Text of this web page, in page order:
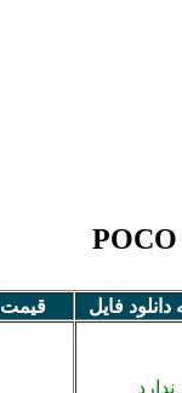
دانلود فایل قیمت
ندارد